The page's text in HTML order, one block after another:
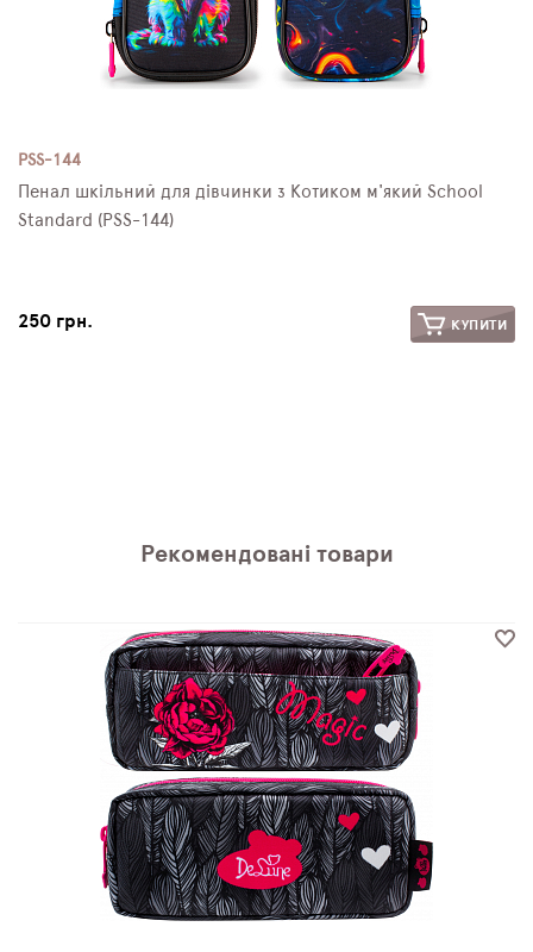
PSS-144
Пенал шкільний для дівчинки з Котиком м'який School
Standard (PSS-144)
250 грн. КУПИТИ
Рекомендовані товари